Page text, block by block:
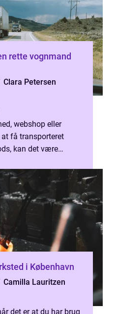
rette vognmand
Clara Petersen
webshop eller
få transporteret
kan det være
i København
Camilla Lauritzen
det er at du har brug